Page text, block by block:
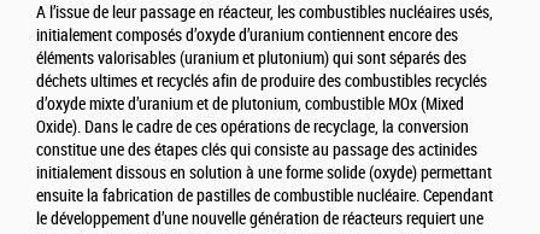
A l’issue de leur passage en réacteur, les combustibles nucléaires usés,
initialement composés d’oxyde d’uranium contiennent encore des
éléments valorisables (uranium et plutonium) qui sont séparés des
déchets ultimes et recyclés afin de produire des combustibles recyclés
d’oxyde mixte d’uranium et de plutonium, combustible MOx (Mixed
Oxide). Dans le cadre de ces opérations de recyclage, la conversion
constitue une des étapes clés qui consiste au passage des actinides
initialement dissous en solution à une forme solide (oxyde) permettant
ensuite la fabrication de pastilles de combustible nucléaire. Cependant
le développement d’une nouvelle génération de réacteurs requiert une